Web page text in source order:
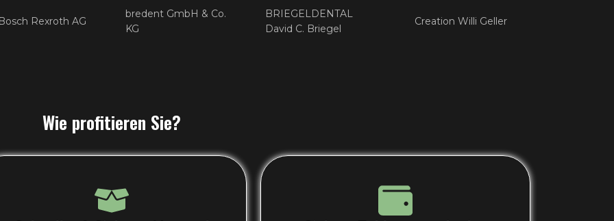
Bosch Rexroth AG
bredent GmbH & Co.
KG
BRIEGELDENTAL
David C. Briegel
Creation Willi Geller
Wie profitieren Sie?